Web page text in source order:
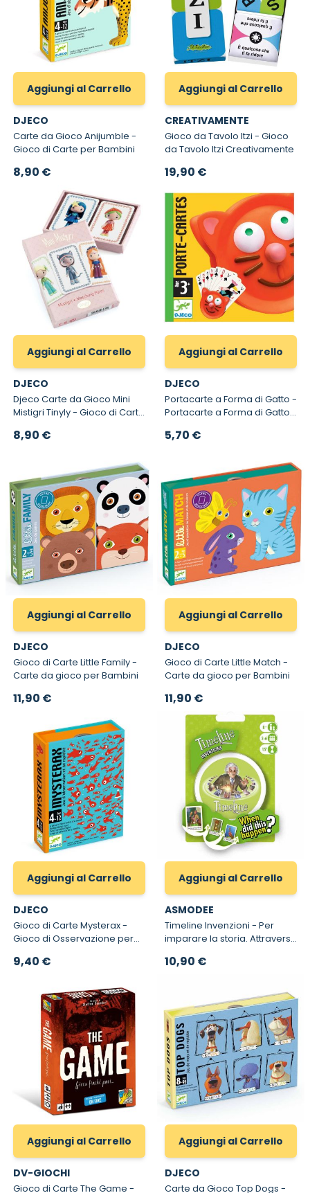
Aggiungi al Carrello
DJECO
Carte da Gioco Anijumble -
Gioco di Carte per Bambini
8,90 €
Aggiungi al Carrello
CREATIVAMENTE
Gioco da Tavolo Itzi - Gioco
da Tavolo Itzi Creativamente
19,90 €
Aggiungi al Carrello
DJECO
Djeco Carte da Gioco Mini
Mistigri Tinyly - Gioco di Carte
8,90 €
Aggiungi al Carrello
DJECO
Portacarte a Forma di Gatto -
Portacarte a Forma di Gatto
5,70 €
Aggiungi al Carrello
DJECO
Gioco di Carte Little Family -
Carte da gioco per Bambini
11,90 €
Aggiungi al Carrello
DJECO
Gioco di Carte Little Match -
Carte da gioco per Bambini
11,90 €
Aggiungi al Carrello
DJECO
Gioco di Carte Mysterax -
Gioco di Osservazione per
9,40 €
Aggiungi al Carrello
ASMODEE
Timeline Invenzioni - Per
imparare la storia. Attraverso
10,90 €
Aggiungi al Carrello
DV-GIOCHI
Gioco di Carte The Game -
Aggiungi al Carrello
DJECO
Carte da Gioco Top Dogs -